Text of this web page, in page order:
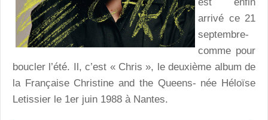
arrivé ce 21
septembre-
comme pour
boucler l’été. Il, c’est « Chris », le deuxième album de
la Française Christine and the Queens- née Héloïse
Letissier le 1er juin 1988 à Nantes.